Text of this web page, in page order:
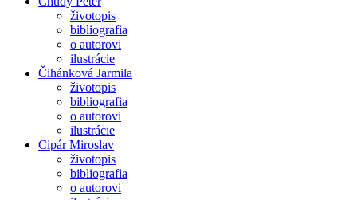
životopis
bibliografia
o autorovi
ilustrácie
Čihánková Jarmila
životopis
bibliografia
o autorovi
ilustrácie
Cipár Miroslav
životopis
bibliografia
o autorovi